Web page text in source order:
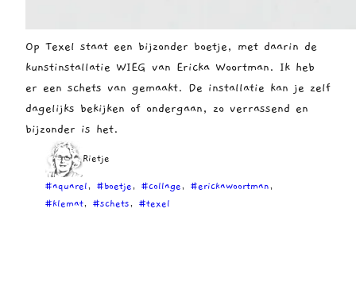
Op Texel staat een bijzonder boetje, met daarin de
kunstinstallatie WIEG van Ericka Woortman. Ik heb
er een schets van gemaakt. De installatie kan je zelf
dagelijks bekijken of ondergaan, zo verrassend en
bijzonder is het.
Rietje
#aquarel, #boetje, #collage, #erickawoortman
#klemat, #schets, #texel